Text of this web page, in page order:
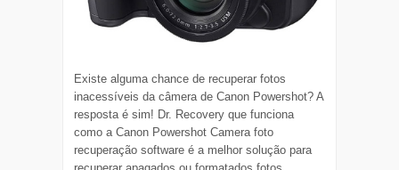
Existe alguma chance de recuperar fotos
inacessíveis da câmera de Canon Powershot? A
resposta é sim! Dr. Recovery que funciona
como a Canon Powershot Camera foto
recuperação software é a melhor solução para